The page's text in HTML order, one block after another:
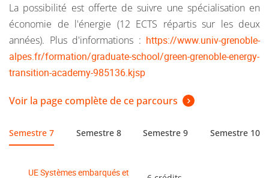
La possibilité est offerte de suivre une spécialisation en
économie de l'énergie (12 ECTS répartis sur les deux
années). Plus d'informations : https://www.univ-grenoble-
alpes.fr/formation/graduate-school/green-grenoble-energy-
transition-academy-985136.kjsp
Voir la page complète de ce parcours
Semestre 7 Semestre 8 Semestre 9 Semestre 10
UE Systèmes embarqués et